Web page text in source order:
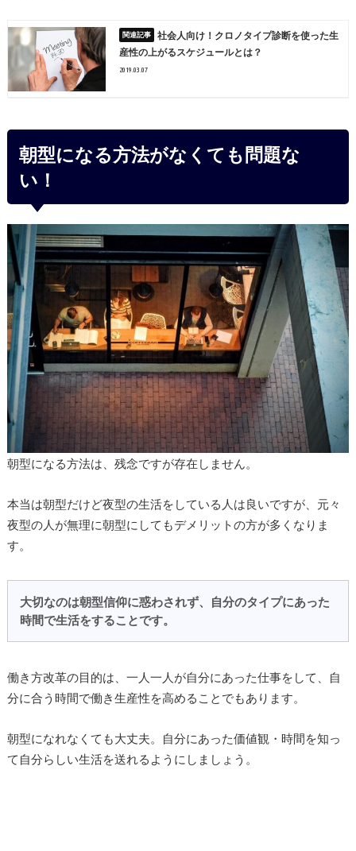
社会人向け！クロノタイプ診断を使った生
産性の上がるスケジュールとは？
2019.03.07
朝型になる方法がなくても問題な
い！
朝型になる方法は、残念ですが存在しません。
本当は朝型だけど夜型の生活をしている人は良いですが、元々
夜型の人が無理に朝型にしてもデメリットの方が多くなりま
す。
大切なのは朝型信仰に惑わされず、自分のタイプにあった
時間で生活をすることです。
働き方改革の目的は、一人一人が自分にあった仕事をして、自
分に合う時間で働き生産性を高めることでもあります。
朝型になれなくても大丈夫。自分にあった価値観・時間を知っ
て自分らしい生活を送れるようにしましょう。